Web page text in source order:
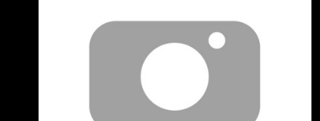
夢卡包和 BODYARMOR 運動飲料。
https://x.com/rhettbollinger/status/208441900
1342398676?s=46 GM John Mozeliak表示，他
幾週前曾與Mike Trout談過，雙方決定不會把他